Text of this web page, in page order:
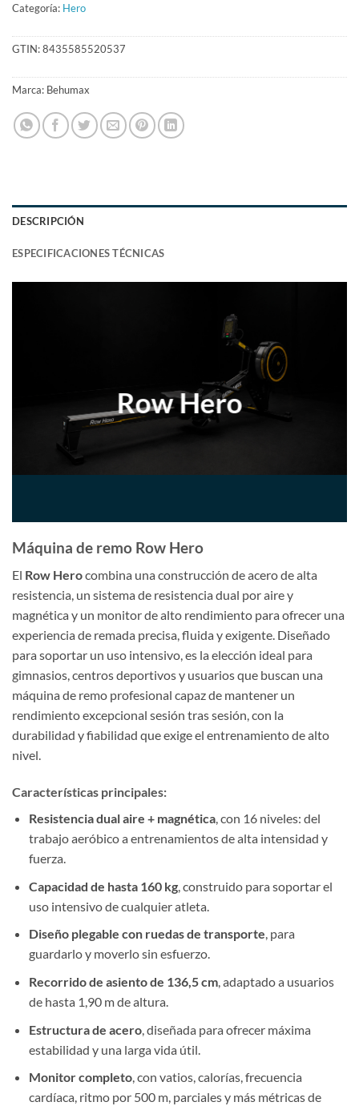
Categoría: Hero
GTIN:8435585520537
Marca: Behumax
DESCRIPCIÓN
ESPECIFICACIONES TÉCNICAS
Row Hero
Máquina de remo Row Hero
El Row Herocombina una construcción de acero de alta
resistencia, un sistema de resistencia dual por aire y
magnética y un monitor de alto rendimiento para ofrecer una
experiencia de remada precisa, fluida y exigente. Diseñado
para soportar un uso intensivo, es la elección ideal para
gimnasios, centros deportivos y usuarios que buscan una
máquina de remo profesional capaz de mantener un
rendimiento excepcional sesión tras sesión, con la
durabilidad y fiabilidad que exige el entrenamiento de alto
nivel.
Características principales:
Resistencia dual aire + magnética, con 16 niveles: del
trabajo aeróbico a entrenamientos de alta intensidad y
fuerza.
Capacidad de hasta 160 kg, construido para soportar el
uso intensivo de cualquier atleta.
Diseño plegable con ruedas de transporte, para
guardarlo y moverlo sin esfuerzo.
Recorrido de asiento de 136,5 cm, adaptado a usuarios
de hasta 1,90 m de altura.
Estructura de acero, diseñada para ofrecer máxima
estabilidad y una larga vida útil.
Monitor completo, con vatios, calorías, frecuencia
cardíaca, ritmo por 500 m, parciales y más métricas de